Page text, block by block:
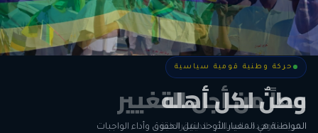
حركة وطنية قومية سياسية
وطنٌ لكل أهله
المواطنة هي المعيار الأوحد لنيل الحقوق وأداء الواجبات
حركة وطنية قومية سياسية
معاً من أجل التغيير
الحرية • الوحدة • السلام • الديمقراطية